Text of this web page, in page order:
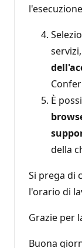
È
della
Si prega di
l'orario di
Grazie per
Buona